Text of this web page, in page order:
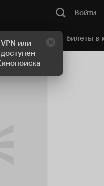
или
Войти
кинотеатр Билеты в